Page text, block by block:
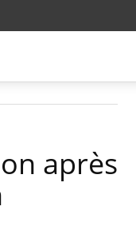
après